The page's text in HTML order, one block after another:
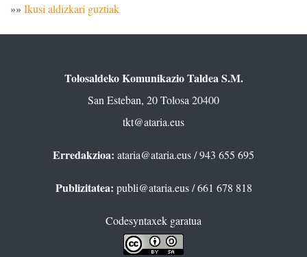
»» Ikusi aldizkari guztiak
Tolosaldeko Komunikazio Taldea S.M.
San Esteban, 20 Tolosa 20400
tkt@ataria.eus
Erredakzioa: ataria@ataria.eus/ 943 655 695
Publizitatea: publi@ataria.eus/ 661 678 818
Codesyntaxek garatua